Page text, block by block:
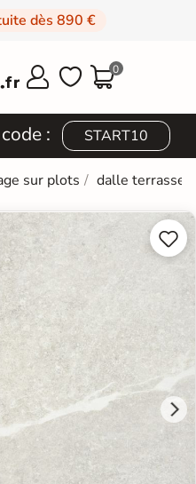
dès 890 €
  0
: START10
sur plots dalle terrasse

